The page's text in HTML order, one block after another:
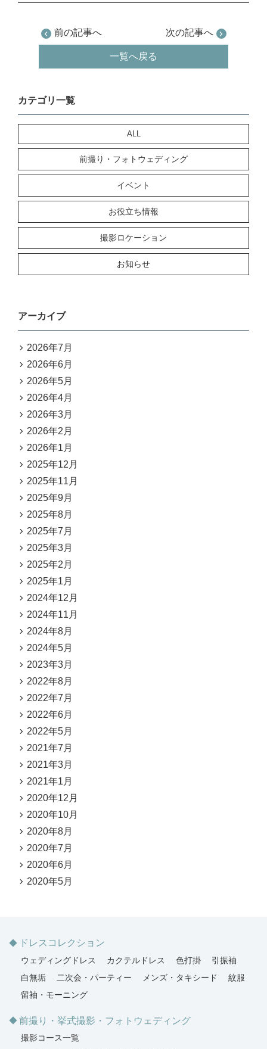
前の記事へ 次の記事へ
一覧へ戻る
カテゴリ一覧
ALL
前撮り・フォトウェディング
イベント
お役立ち情報
撮影ロケーション
お知らせ
アーカイブ
2026年7月
2026年6月
2026年5月
2026年4月
2026年3月
2026年2月
2026年1月
2025年12月
2025年11月
2025年9月
2025年8月
2025年7月
2025年3月
2025年2月
2025年1月
2024年12月
2024年11月
2024年8月
2024年5月
2023年3月
2022年8月
2022年7月
2022年6月
2022年5月
2021年7月
2021年3月
2021年1月
2020年12月
2020年10月
2020年8月
2020年7月
2020年6月
2020年5月
ドレスコレクション
ウェディングドレス カクテルドレス 色打掛
引振袖
白無垢
二次会・パーティー メンズ・タキシード
紋服
留袖・モーニング
前撮り・挙式撮影・フォトウェディング
撮影コース一覧